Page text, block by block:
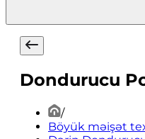
Dondurucu
/
Böyük məişət